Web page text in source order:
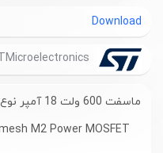
Download
ماسفت 600 ولت 18 آمپر نوع N با پکیج TO-220FP
M2 Power MOSFET